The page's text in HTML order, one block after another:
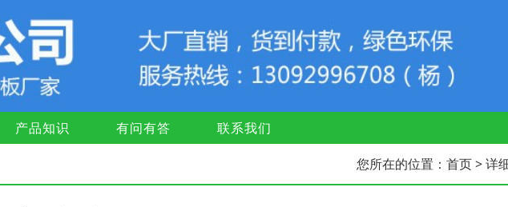
产品知识 有问有答 联系我们
您所在的位置： 首页> 详